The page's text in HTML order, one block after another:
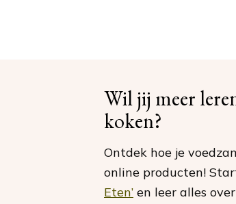
Wil jij meer
koken?
Ontdek hoe je
online producten!
Eten’ en leer alles